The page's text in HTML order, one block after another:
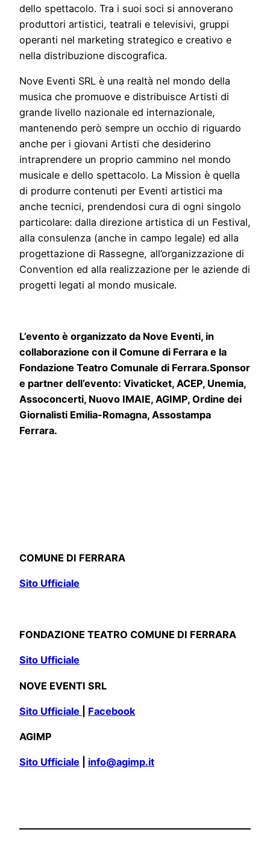
dello spettacolo. Tra i suoi soci si annoverano
produttori artistici, teatrali e televisivi, gruppi
operanti nel marketing strategico e creativo e
nella distribuzione discografica.
Nove Eventi SRL è una realtà nel mondo della
musica che promuove e distribuisce Artisti di
grande livello nazionale ed internazionale,
mantenendo però sempre un occhio di riguardo
anche per i giovani Artisti che desiderino
intraprendere un proprio cammino nel mondo
musicale e dello spettacolo. La Mission è quella
di produrre contenuti per Eventi artistici ma
anche tecnici, prendendosi cura di ogni singolo
particolare: dalla direzione artistica di un Festival,
alla consulenza (anche in campo legale) ed alla
progettazione di Rassegne, all’organizzazione di
Convention ed alla realizzazione per le aziende di
progetti legati al mondo musicale.
L’evento è organizzato da Nove Eventi, in
collaborazione con il Comune di Ferrara e la
Fondazione Teatro Comunale di Ferrara.Sponsor
e partner dell’evento: Vivaticket, ACEP, Unemia,
Assoconcerti, Nuovo IMAIE, AGIMP, Ordine dei
Giornalisti Emilia-Romagna, Assostampa
Ferrara.
COMUNE DI FERRARA
Sito Ufficiale
FONDAZIONE TEATRO COMUNE DI FERRARA
Sito Ufficiale
NOVE EVENTI SRL
Sito Ufficiale Facebook
AGIMP
Sito Ufficiale info@agimp.it